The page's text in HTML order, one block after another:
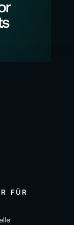
FÜR